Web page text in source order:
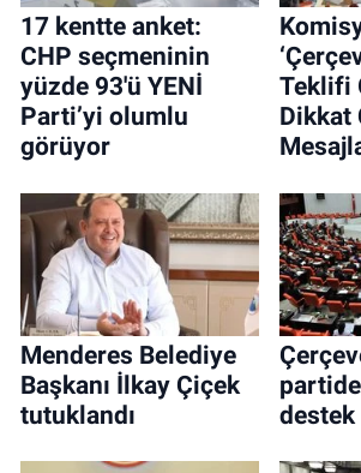
17 kentte anket:
CHP seçmeninin
yüzde 93'ü YENİ
Parti’yi olumlu
görüyor
Teklifi
Dikkat
Menderes Belediye
Başkanı İlkay Çiçek
tutuklandı
destek